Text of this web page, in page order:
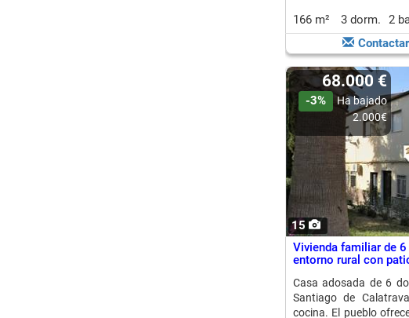
166 m² 3 dorm. 2
Contactar
15
68.000 €
-3%
Ha bajado
2.000€
Vivienda familiar de
entorno rural con
Casa adosada de 6
Santiago de
cocina. El pueblo